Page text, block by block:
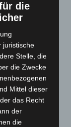
die
juristische
Stelle, die
die Zwecke
Mittel dieser
das Recht
der
die